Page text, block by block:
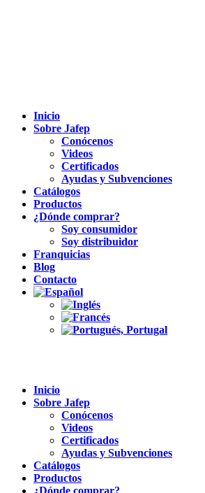
Inicio
Sobre Jafep
Conócenos
Videos
Certificados
Ayudas y Subvenciones
Catálogos
Productos
¿Dónde comprar?
Soy consumidor
Soy distribuidor
Franquicias
Blog
Contacto
Inicio
Sobre Jafep
Conócenos
Videos
Certificados
Ayudas y Subvenciones
Catálogos
Productos
¿Dónde comprar?